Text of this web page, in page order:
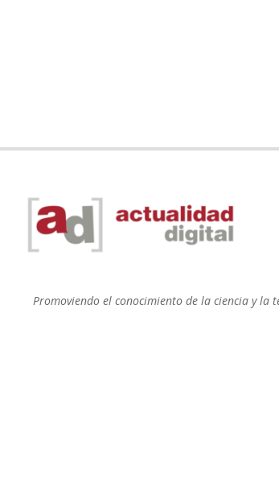
Promoviendo el conocimiento de la ciencia y la